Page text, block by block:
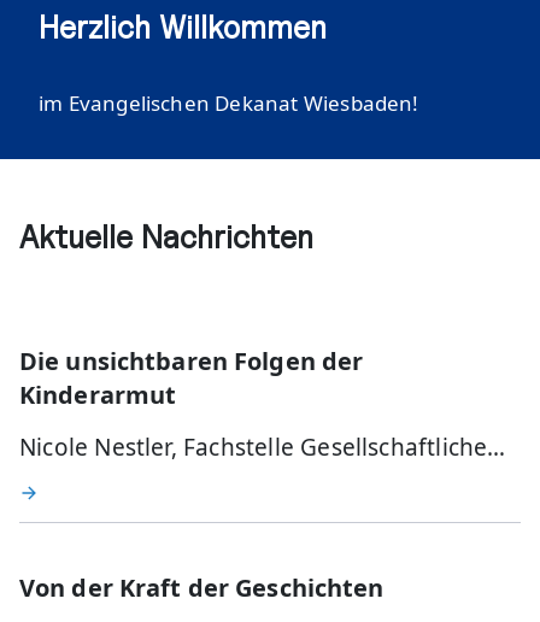
Herzlich Willkommen
im Evangelischen Dekanat Wiesbaden!
Aktuelle Nachrichten
Die unsichtbaren Folgen der
Kinderarmut
Nicole Nestler, Fachstelle Gesellschaftliche…
Von der Kraft der Geschichten